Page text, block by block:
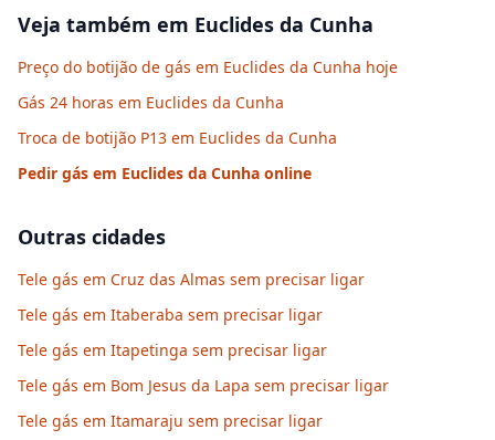
Veja também em Euclides da Cunha
Preço do botijão de gás em Euclides da Cunha hoje
Gás 24 horas em Euclides da Cunha
Troca de botijão P13 em Euclides da Cunha
Pedir gás em Euclides da Cunha online
Outras cidades
Tele gás em Cruz das Almas sem precisar ligar
Tele gás em Itaberaba sem precisar ligar
Tele gás em Itapetinga sem precisar ligar
Tele gás em Bom Jesus da Lapa sem precisar ligar
Tele gás em Itamaraju sem precisar ligar